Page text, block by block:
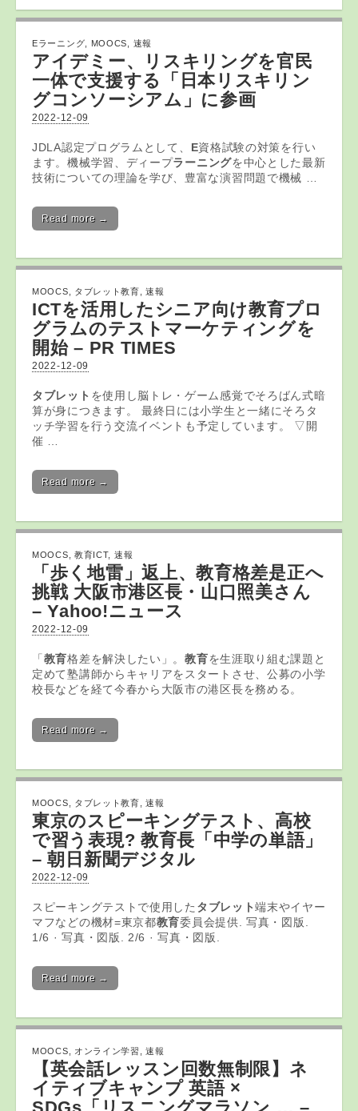
Eラーニング MOOCS 速報
アイデミー、リスキリングを官民
一体で支援する「日本リスキリン
グコンソーシアム」に参画
2022-12-09
JDLA認定プログラムとして、 E資格試験の対策を行い
ます。機械学習、ディープラーニングを中心とした最新
技術についての理論を学び、豊富な演習問題で機械 …
Read more →
MOOCS タブレット教育 ,速報
ICTを活用したシニア向け教育プロ
グラムのテストマーケティングを
開始 – PR TIMES
2022-12-09
タブレット を使用し脳トレ・ゲーム感覚でそろばん式暗
算が身につきます。 最終日には小学生と一緒にそろタ
ッチ学習を行う交流イベントも予定しています。 ▽開
催 …
Read more →
MOOCS 教育ICT, 速報
「歩く地雷」返上、教育格差是正へ
挑戦 大阪市港区長・山口照美さん
– Yahoo!ニュース
2022-12-09
「 教育格差を解決したい」。教育を生涯取り組む課題と
定めて塾講師からキャリアをスタートさせ、公募の小学
校長などを経て今春から大阪市の港区長を務める。
Read more →
MOOCS タブレット教育 ,速報
東京のスピーキングテスト、高校
で習う表現? 教育長「中学の単語」
– 朝日新聞デジタル
2022-12-09
スピーキングテストで使用した タブレット端末やイヤー
マフなどの機材=東京都教育委員会提供. 写真・図版.
1/6 · 写真・図版. 2/6 · 写真・図版.
Read more →
MOOCS オンライン学習 ,速報
【英会話レッスン回数無制限】ネ
イティブキャンプ 英語 ×